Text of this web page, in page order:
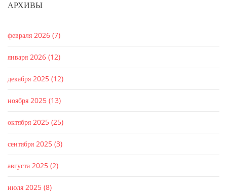
АРХИВЫ
февраля 2026 (7)
января 2026 (12)
декабря 2025 (12)
ноября 2025 (13)
октября 2025 (25)
сентября 2025 (3)
августа 2025 (2)
июля 2025 (8)